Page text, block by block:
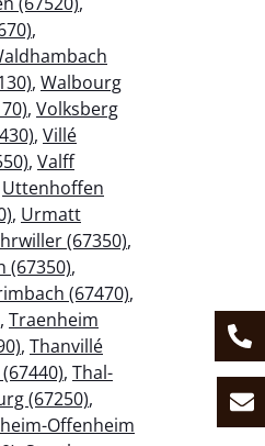
,
, Walbourg
, Volksberg
, Villé
, Valff
Uttenhoffen
, Urmatt
(67350),
(67350),
(67470),
, Traenheim
, Thanvillé
, Thal-
(67250),
Offenheim